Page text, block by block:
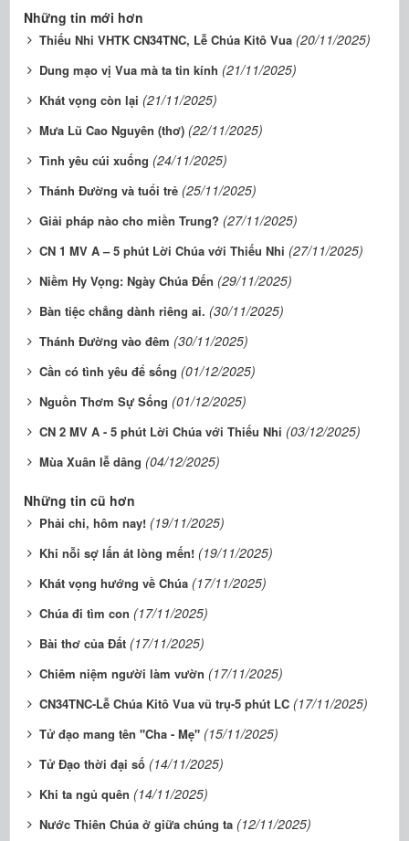
Những tin mới hơn
Thiếu Nhi VHTK CN34TNC, Lễ Chúa Kitô Vua (20/11/2025)
Dung mạo vị Vua mà ta tin kính (21/11/2025)
Khát vọng còn lại (21/11/2025)
Mưa Lũ Cao Nguyên (thơ) (22/11/2025)
Tình yêu cúi xuống (24/11/2025)
Thánh Đường và tuổi trẻ (25/11/2025)
Giải pháp nào cho miền Trung? (27/11/2025)
CN 1 MV A – 5 phút Lời Chúa với Thiếu Nhi (27/11/2025)
Niềm Hy Vọng: Ngày Chúa Đến (29/11/2025)
Bàn tiệc chẳng dành riêng ai. (30/11/2025)
Thánh Đường vào đêm (30/11/2025)
Cần có tình yêu để sống (01/12/2025)
Nguồn Thơm Sự Sống (01/12/2025)
CN 2 MV A - 5 phút Lời Chúa với Thiếu Nhi (03/12/2025)
Mùa Xuân lễ dâng (04/12/2025)
Những tin cũ hơn
Phải chi, hôm nay! (19/11/2025)
Khi nỗi sợ lấn át lòng mến! (19/11/2025)
Khát vọng hướng về Chúa (17/11/2025)
Chúa đi tìm con (17/11/2025)
Bài thơ của Đất (17/11/2025)
Chiêm niệm người làm vườn (17/11/2025)
CN34TNC-Lễ Chúa Kitô Vua vũ trụ-5 phút LC (17/11/2025)
Tử đạo mang tên "Cha - Mẹ" (15/11/2025)
Tử Đạo thời đại số (14/11/2025)
Khi ta ngủ quên (14/11/2025)
Nước Thiên Chúa ở giữa chúng ta (12/11/2025)